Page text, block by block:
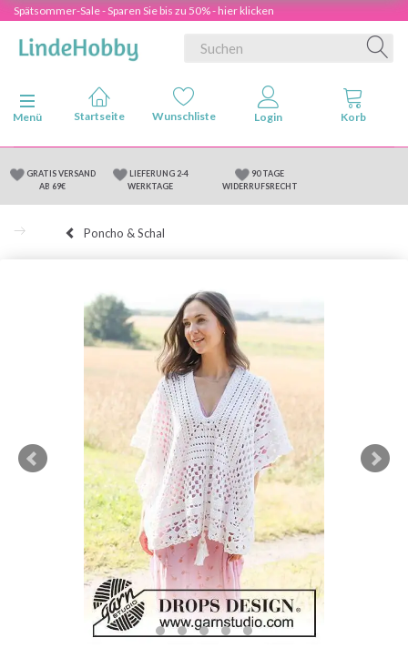
Spätsommer-Sale - Sparen Sie bis zu 50% - hier klicken
Anzeige ändern
Menü
GRATIS VERSAND
AB 69€
LIEFERUNG 2-4
WERKTAGE
90 TAGE
WIDERRUFSRECHT
Poncho & Schal